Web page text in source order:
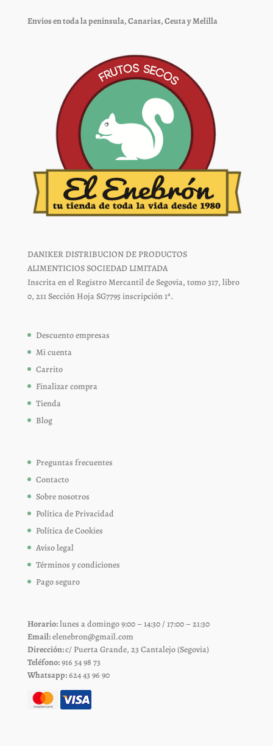
Envíos en toda la península, Canarias, Ceuta y Melilla
DANIKER DISTRIBUCION DE PRODUCTOS
ALIMENTICIOS SOCIEDAD LIMITADA
Inscrita en el Registro Mercantil de Segovia, tomo 317, libro
0, 211 Sección Hoja SG7795 inscripción 1ª.
Descuento empresas
Mi cuenta
Carrito
Finalizar compra
Tienda
Blog
Preguntas frecuentes
Contacto
Sobre nosotros
Política de Privacidad
Política de Cookies
Aviso legal
Términos y condiciones
Pago seguro
Horario:lunes a domingo 9:00 – 14:30 / 17:00 – 21:30
Email:elenebron@gmail.com
Dirección:c/ Puerta Grande, 23 Cantalejo (Segovia)
Teléfono:916 54 98 73
Whatsapp:624 43 96 90